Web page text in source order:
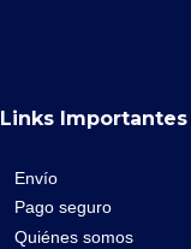
Links Importantes
Envío
Pago seguro
Quiénes somos